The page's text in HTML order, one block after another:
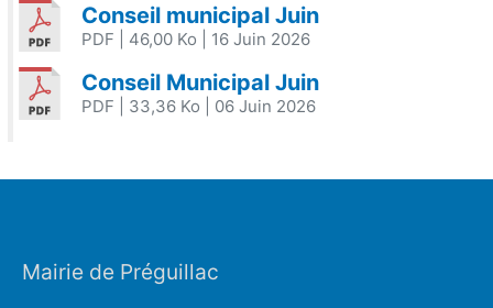
Conseil municipal Juin
PDF | 46,00 Ko | 16 Juin 2026
Conseil Municipal Juin
PDF | 33,36 Ko | 06 Juin 2026
Mairie de Préguillac